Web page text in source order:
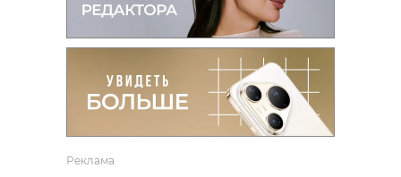
Реклама